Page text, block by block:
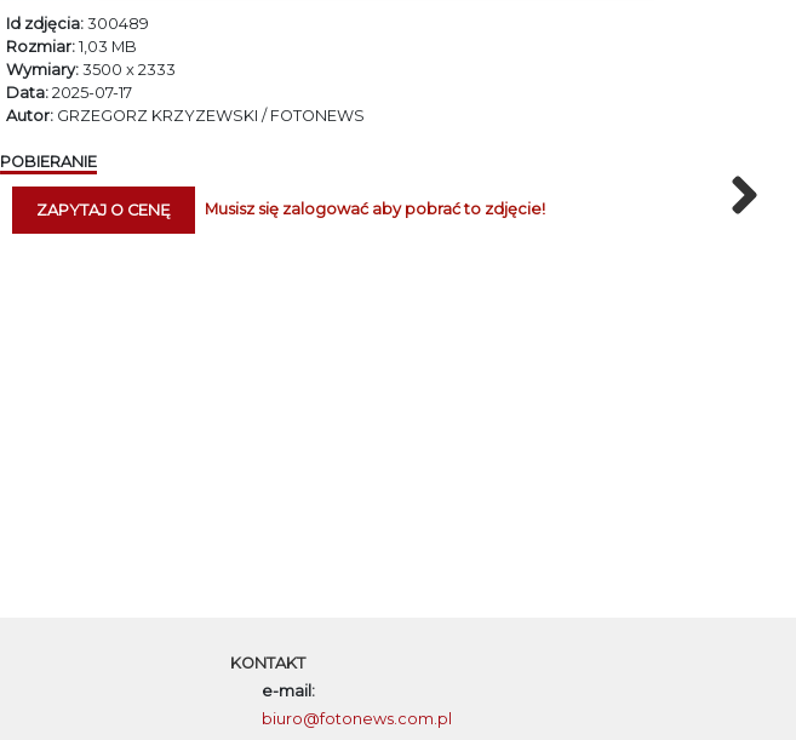
Id zdjęcia: 300489
Rozmiar: 1,03 MB
Wymiary: 3500 x 2333
Data: 2025-07-17
Autor: GRZEGORZ KRZYZEWSKI / FOTONEWS
POBIERANIE
ZAPYTAJ O CENĘ Musisz się zalogować aby pobrać to zdjęcie!
KONTAKT
e-mail:
biuro@fotonews.com.pl